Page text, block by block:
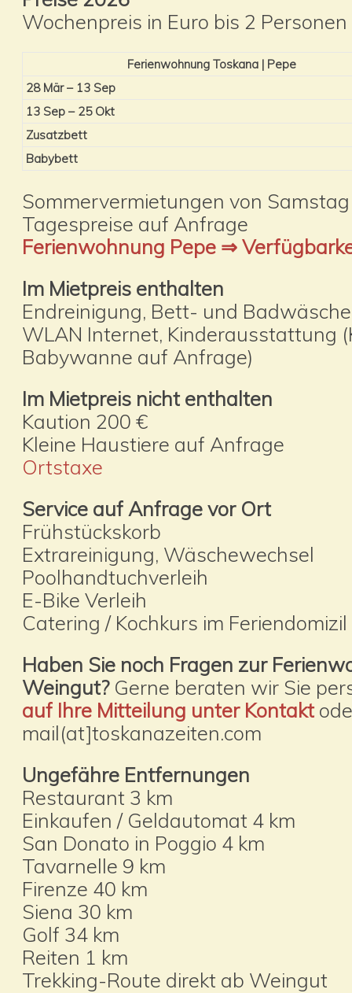
Wochenpreis in Euro bis 2 Personen
Ferienwohnung Toskana | Pepe
28 Mär – 13 Sep
13 Sep – 25 Okt
Zusatzbett
Babybett
Sommervermietungen von
Tagespreise auf Anfrage
Ferienwohnung Pepe ⇒
Im Mietpreis enthalten
Endreinigung, Bett- und
WLAN Internet, Kinderausstattung
Babywanne auf Anfrage)
Im Mietpreis nicht enthalten
Kaution 200 €
Kleine Haustiere auf Anfrage
Ortstaxe
Service auf Anfrage vor Ort
Frühstückskorb
Extrareinigung, Wäschewechsel
Poolhandtuchverleih
E-Bike Verleih
Catering / Kochkurs im Feriendomizil
Haben Sie noch Fragen zur
Weingut?Gerne beraten wir Sie
auf Ihre Mitteilung unter Kontakt
mail(at]toskanazeiten.com
Ungefähre Entfernungen
Restaurant 3 km
Einkaufen / Geldautomat 4 km
San Donato in Poggio 4 km
Tavarnelle 9 km
Firenze 40 km
Siena 30 km
Golf 34 km
Reiten 1 km
Trekking-Route direkt ab Weingut